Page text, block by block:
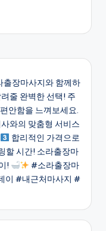
출장마사지와 함께하
줄 완벽한 선택! 주
안함을 느껴보세요.
와의 맞춤형 서비스
합리적인 가격으로
할 시간! 소라출장마
!
#소라출장마
이 #내근처마사지 #